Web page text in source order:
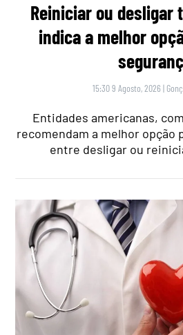
Reiniciar ou desligar
indica a melhor
15:30 9 Agosto, 2026 |
Entidades americanas,
recomendam a melhor opção
entre desligar ou